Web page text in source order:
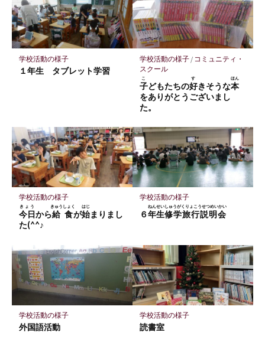
ー
ク
に
存
学校活動の様子
１年生 タブレット学習
学校活動の様子/ コミュニティ・
スクール
子
こ
どもたちの好
す
きそうな本
ほん
をありがとうございまし
た。
学校活動の様子
今日
きょう
から給食
きゅうしょく
が始
はじ
まりまし
た(^^♪
学校活動の様子
６年生
ねんせい
修学旅行説明会
しゅうがくりょこうせつめいかい
学校活動の様子
外国語活動
学校活動の様子
読書室